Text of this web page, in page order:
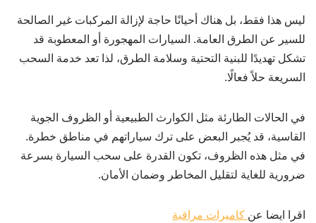
ليس هذا فقط، بل هناك أحيانًا حاجة لإزالة المركبات غير الصالحة
للسير عن الطرق العامة. السيارات المهجورة أو المعطوبة قد
تشكل تهديدًا للبنية التحتية وسلامة الطرق، لذا تعد خدمة السحب
السريعة حلاً فعالًا.
في الحالات الطارئة مثل الكوارث الطبيعية أو الظروف الجوية
القاسية، قد يُجبر البعض على ترك سياراتهم في مناطق خطرة.
في مثل هذه الظروف، تكون القدرة على سحب السيارة بسرعة
ضرورية للغاية لتقليل المخاطر وضمان الأمان.
اقرا ايضا عن كاميرات مراقبة